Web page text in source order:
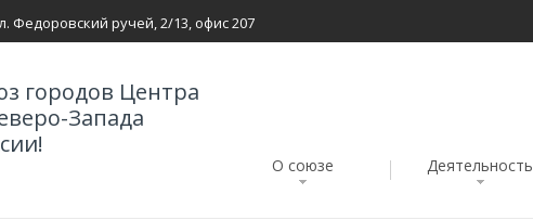
Федоровский ручей, 2/13, офис 207
городов Центра
Запада
О союзе Деятельность